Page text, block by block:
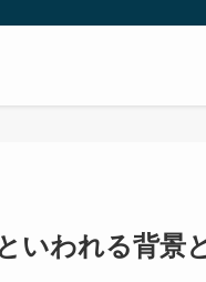
いわれる背景